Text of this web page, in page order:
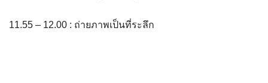
11.55 – 12.00 : ถ่ายภาพเป็นที่ระลึก